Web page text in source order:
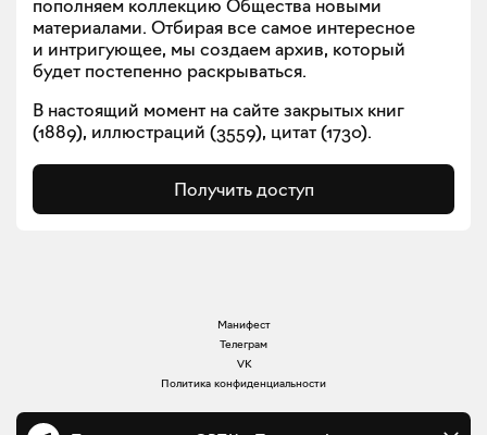
пополняем коллекцию Общества новыми
материалами. Отбирая все самое интересное
и интригующее, мы создаем архив, который
будет постепенно раскрываться.
В настоящий момент на сайте закрытых книг
(1889), иллюстраций (3559), цитат (1730).
Получить доступ
Манифест
Телеграм
VK
Политика конфиденциальности